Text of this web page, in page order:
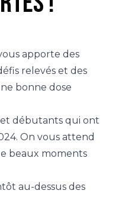
apporte des
relevés et des
bonne dose
et débutants qui ont
On vous attend
beaux moments
au-dessus des